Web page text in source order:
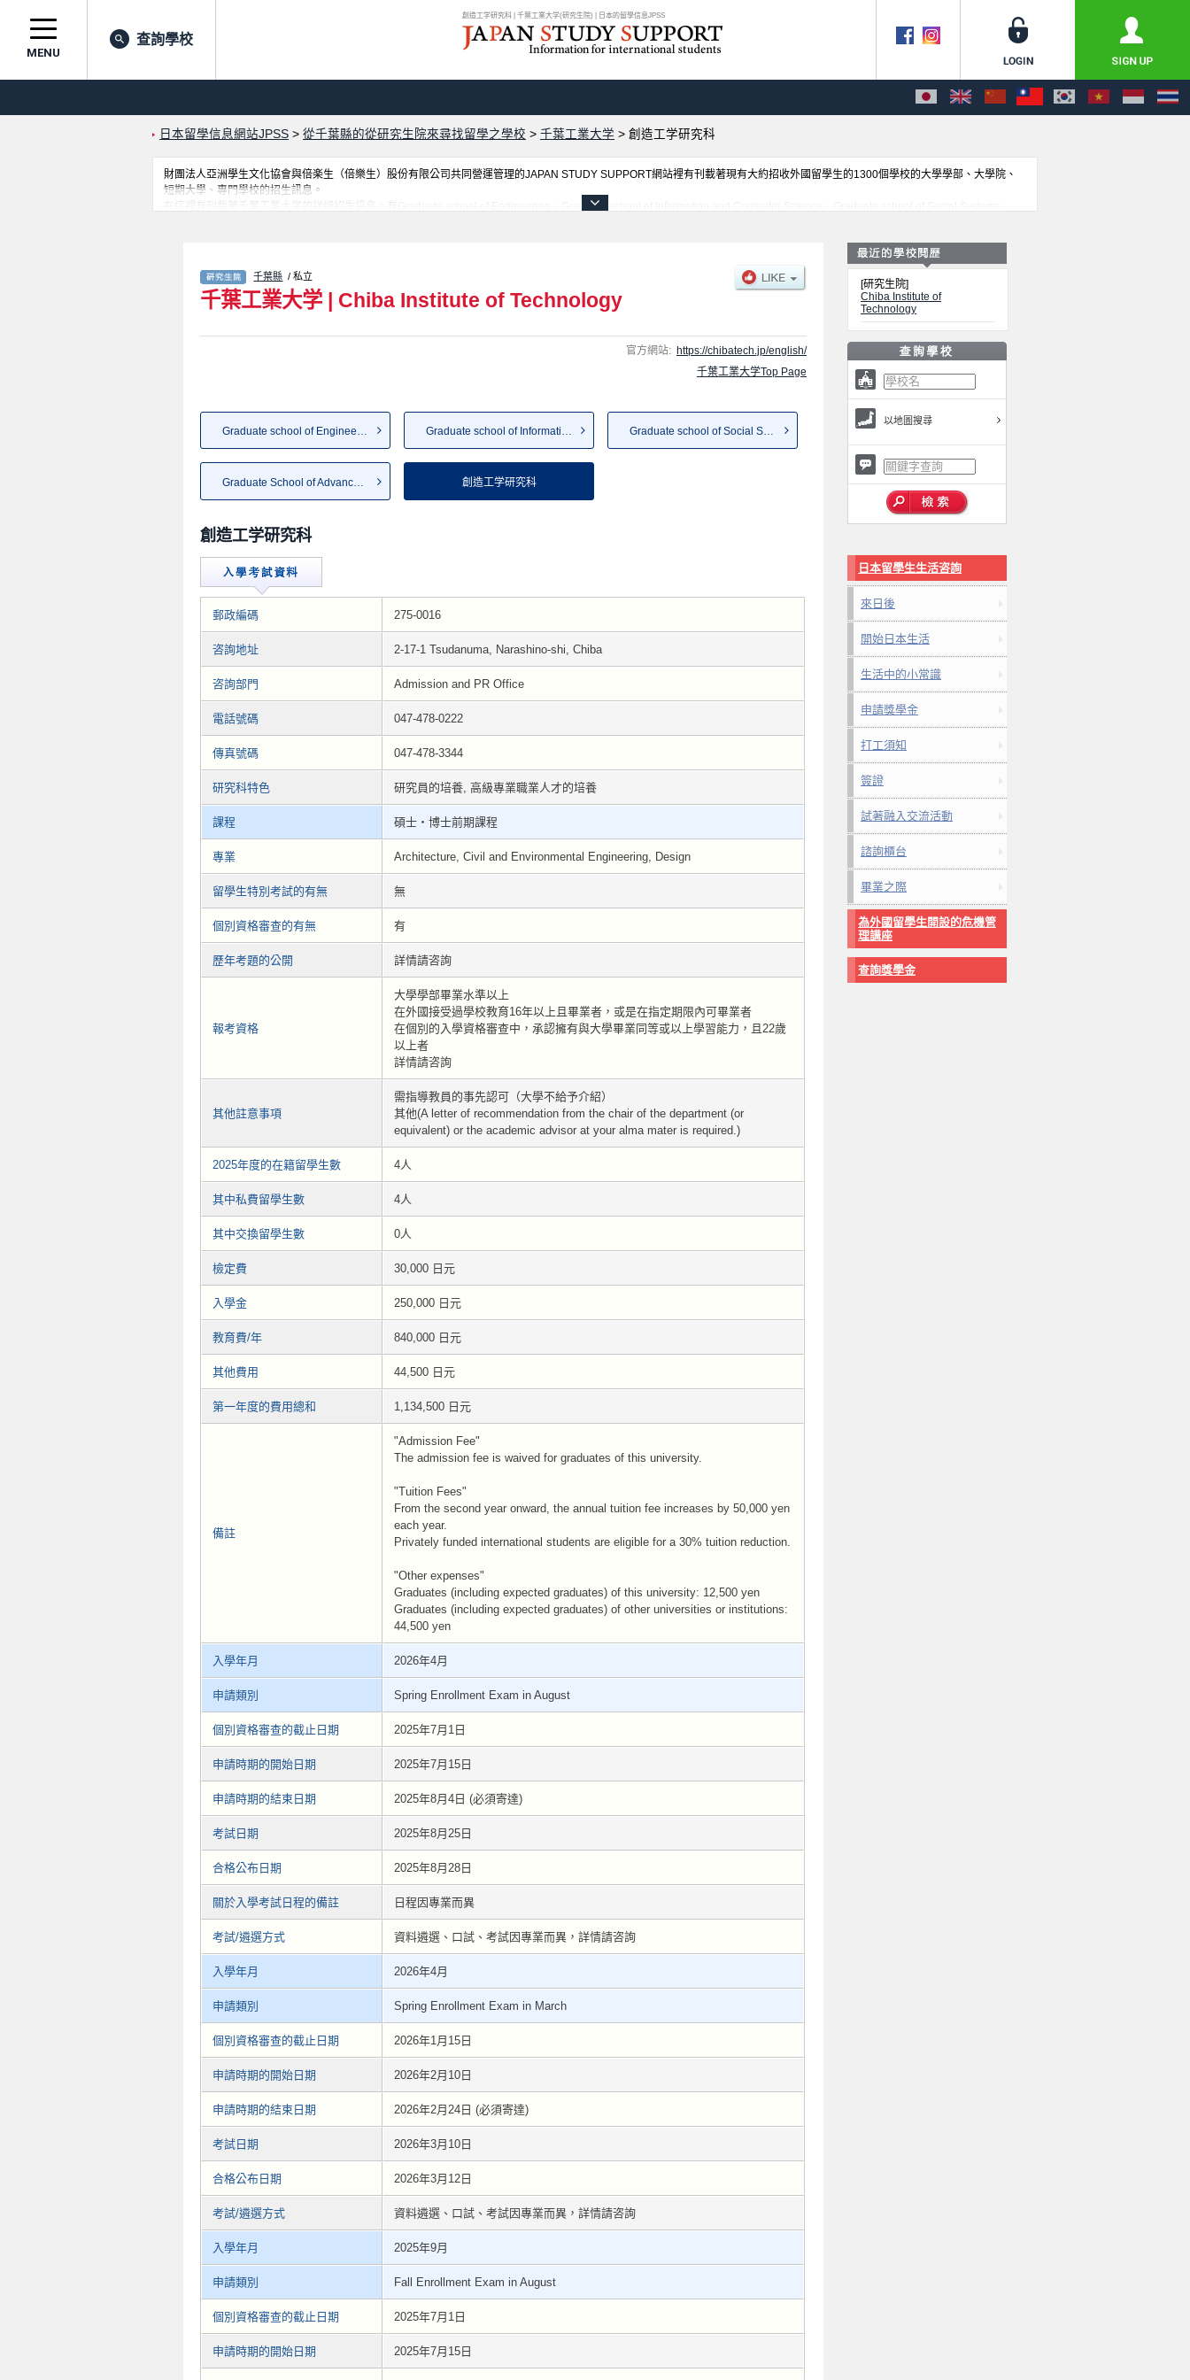
創造工学研究科 | 千葉工業大学(研究生院) | 日本的留學信息JPSS
MENU
查詢學校
日本留學信息網站JPSS > 從千葉縣的從研究生院來尋找留學之學校 > 千葉工業大学 > 創造工学研究科
財團法人亞洲學生文化協會與倍楽生（倍樂生）股份有限公司共同營運管理的JAPAN STUDY SUPPORT網站裡有刊載著現有大約招收外國留學生的1300個學校的大學學部、大學院、
短期大學、專門學校的招生訊息。
在這裡有刊載著千葉工業大学的詳細招生訊息。有Graduate school of Engineering、Graduate school of Information and Computer Science、Graduate school of Social Systems
千葉縣 / 私立
千葉工業大学 | Chiba Institute of Technology
官方網站: https://chibatech.jp/english/
千葉工業大学Top Page
Graduate school of Engineering Graduate school of Informatio... Graduate school of Social Sys...
創造工学研究科
創造工学研究科
郵政編碼 275-0016
咨詢地址 2-17-1 Tsudanuma, Narashino-shi, Chiba
咨詢部門 Admission and PR Office
電話號碼 047-478-0222
傳真號碼 047-478-3344
研究科特色 研究員的培養, 高級專業職業人才的培養
課程 碩士・博士前期課程
專業 Architecture, Civil and Environmental Engineering, Design
留學生特別考試的有無 無
個別資格審查的有無 有
歷年考題的公開 詳情請咨詢
報考資格
大學學部畢業水準以上
在外國接受過學校教育16年以上且畢業者，或是在指定期限內可畢業者
在個別的入學資格審查中，承認擁有與大學畢業同等或以上學習能力，且22歲
以上者
詳情請咨詢
其他註意事項
需指導教員的事先認可（大學不給予介紹）
其他(A letter of recommendation from the chair of the department (or
equivalent) or the academic advisor at your alma mater is required.)
2025年度的在籍留學生數 4人
其中私費留學生數 4人
其中交換留學生數 0人
檢定費 30,000 日元
入學金 250,000 日元
教育費/年 840,000 日元
其他費用 44,500 日元
第一年度的費用總和 1,134,500 日元
備註
"Admission Fee"
The admission fee is waived for graduates of this university.
"Tuition Fees"
From the second year onward, the annual tuition fee increases by 50,000 yen
each year.
Privately funded international students are eligible for a 30% tuition reduction.
"Other expenses"
Graduates (including expected graduates) of this university: 12,500 yen
Graduates (including expected graduates) of other universities or institutions:
44,500 yen
入學年月 2026年4月
申請類別 Spring Enrollment Exam in August
個別資格審查的截止日期 2025年7月1日
申請時期的開始日期 2025年7月15日
申請時期的結束日期 2025年8月4日 (必須寄達)
考試日期 2025年8月25日
合格公布日期 2025年8月28日
關於入學考試日程的備註 日程因專業而異
考試/遴選方式 資料遴選、口試、考試因專業而異，詳情請咨詢
入學年月 2026年4月
申請類別 Spring Enrollment Exam in March
個別資格審查的截止日期 2026年1月15日
申請時期的開始日期 2026年2月10日
申請時期的結束日期 2026年2月24日 (必須寄達)
考試日期 2026年3月10日
合格公布日期 2026年3月12日
考試/遴選方式 資料遴選、口試、考試因專業而異，詳情請咨詢
入學年月 2025年9月
申請類別 Fall Enrollment Exam in August
個別資格審查的截止日期 2025年7月1日
申請時期的開始日期 2025年7月15日
[研究生院]
Chiba Institute of
Technology
以地圖搜尋
日本留學生生活咨詢
來日後
開始日本生活
生活中的小常識
申請獎學金
打工須知
簽證
試著融入交流活動
諮詢櫃台
畢業之際
為外國留學生開設的危機管
理講座
查詢獎學金